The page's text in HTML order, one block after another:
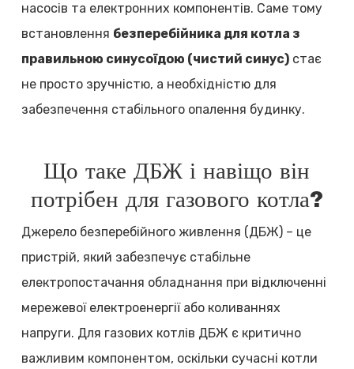
насосів та електронних компонентів. Саме тому
встановлення безперебійника для котла з
правильною синусоїдою (чистий синус)стає
не просто зручністю, а необхідністю для
забезпечення стабільного опалення будинку.
Що таке ДБЖ і навіщо він
потрібен для газового котла?
Джерело безперебійного живлення (ДБЖ) – це
пристрій, який забезпечує стабільне
електропостачання обладнання при відключенні
мережевої електроенергії або коливаннях
напруги. Для газових котлів ДБЖ є критично
важливим компонентом, оскільки сучасні котли